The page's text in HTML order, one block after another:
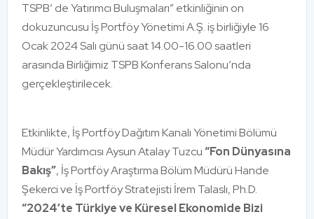
TSPB’ de Yatırımcı Buluşmaları” etkinliğinin on
dokuzuncusu İş Portföy Yönetimi A.Ş. iş birliğiyle 16
Ocak 2024 Salı günü saat 14.00-16.00 saatleri
arasında Birliğimiz TSPB Konferans Salonu’nda
gerçekleştirilecek.
Etkinlikte, İş Portföy Dağıtım Kanalı Yönetimi Bölümü
Müdür Yardımcısı Aysun Atalay Tuzcu“Fon Dünyasına
Bakış”, İş Portföy Araştırma Bölüm Müdürü Hande
Şekerci ve İş Portföy Stratejisti İrem Talaslı, Ph.D.
“2024’te Türkiye ve Küresel Ekonomide Bizi